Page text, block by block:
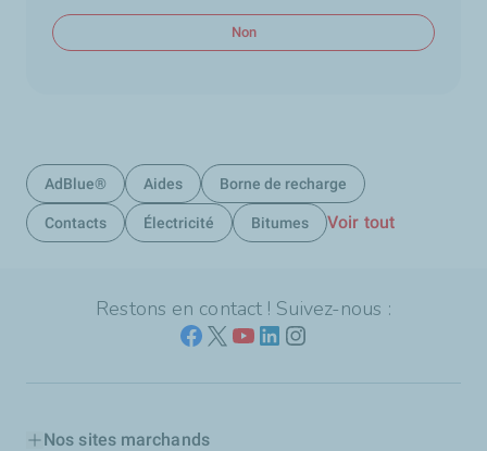
Non
AdBlue® Aides Borne de recharge
Contacts Électricité Bitumes Voir tout
Restons en contact ! Suivez-nous :
Nos sites marchands